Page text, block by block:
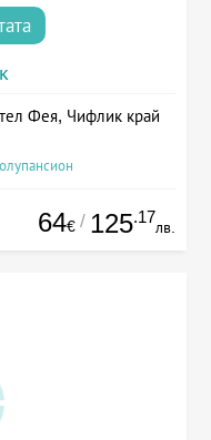
Фея, Чифлик край
64€ / 125.17
лв.